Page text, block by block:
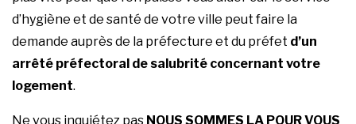
d’hygiène et de santé de votre ville peut faire la
demande auprès de la préfecture et du préfet d’un
arrêté préfectoral de salubrité concernant votre
logement.
Ne vous inquiétez pas NOUS SOMMES LA POUR VOUS